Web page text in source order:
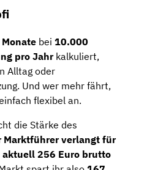
bei 10.000
pro Jahrkalkuliert,
Alltag oder
Und wer mehr fährt,
flexibel an.
die Stärke des
Marktführer verlangt für
256 Euro brutto